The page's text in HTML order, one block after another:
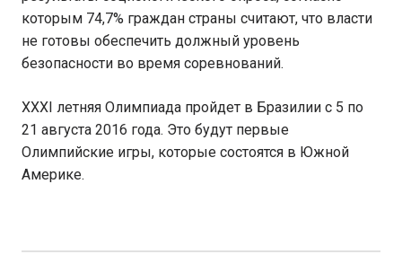
которым 74,7% граждан страны считают, что власти
не готовы обеспечить должный уровень
безопасности во время соревнований.
XXXI летняя Олимпиада пройдет в Бразилии с 5 по
21 августа 2016 года. Это будут первые
Олимпийские игры, которые состоятся в Южной
Америке.